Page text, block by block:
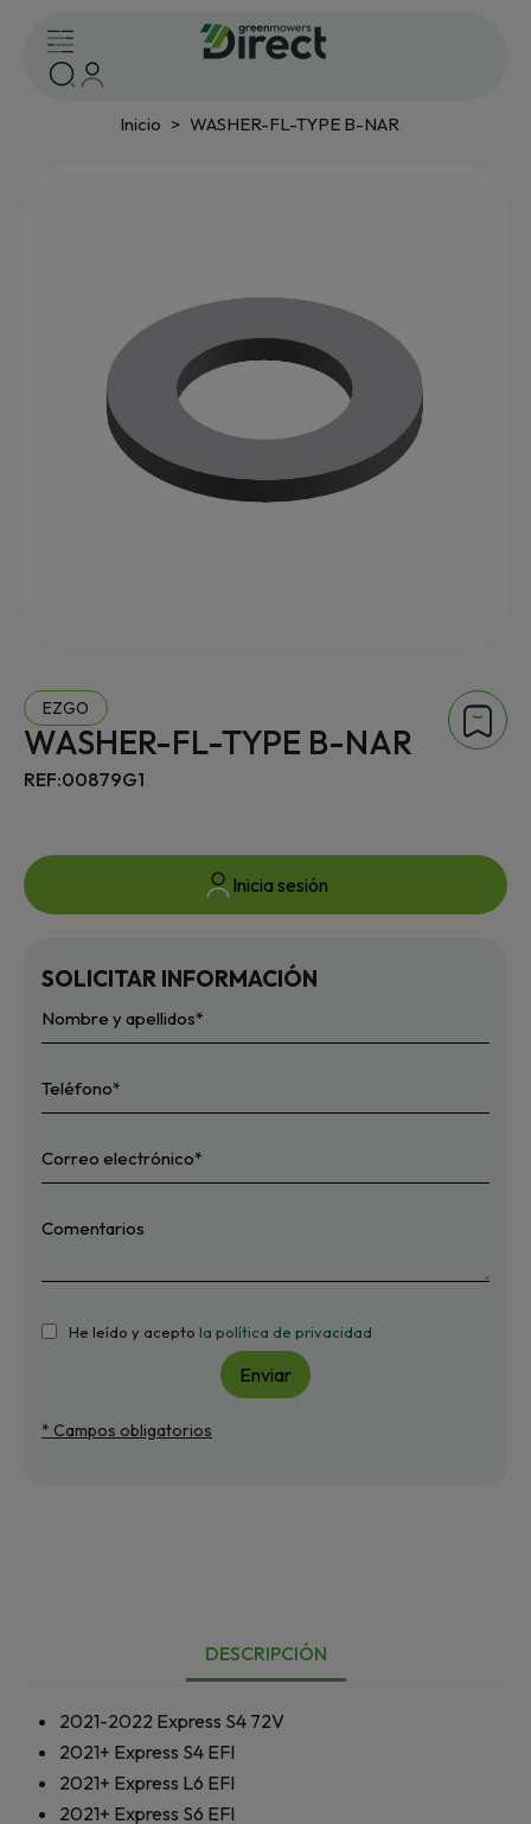
Inicio WASHER-FL-TYPE B-NAR
EZGO
WASHER-FL-TYPE B-NAR
REF:00879G1
Inicia sesión
SOLICITAR INFORMACIÓN
He leído y acepto la política de privacidad
Enviar
* Campos obligatorios
DESCRIPCIÓN
2021-2022 Express S4 72V
2021+ Express S4 EFI
2021+ Express L6 EFI
2021+ Express S6 EFI